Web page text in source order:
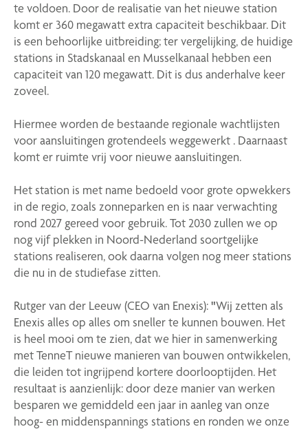
te voldoen. Door de realisatie van het nieuwe station
komt er 360 megawatt extra capaciteit beschikbaar. Dit
is een behoorlijke uitbreiding; ter vergelijking, de huidige
stations in Stadskanaal en Musselkanaal hebben een
capaciteit van 120 megawatt. Dit is dus anderhalve keer
zoveel.
Hiermee worden de bestaande regionale wachtlijsten
voor aansluitingen grotendeels weggewerkt . Daarnaast
komt er ruimte vrij voor nieuwe aansluitingen.
Het station is met name bedoeld voor grote opwekkers
in de regio, zoals zonneparken en is naar verwachting
rond 2027 gereed voor gebruik. Tot 2030 zullen we op
nog vijf plekken in Noord-Nederland soortgelijke
stations realiseren, ook daarna volgen nog meer stations
die nu in de studiefase zitten.
Rutger van der Leeuw (CEO van Enexis):"Wij zetten als
Enexis alles op alles om sneller te kunnen bouwen. Het
is heel mooi om te zien, dat we hier in samenwerking
met TenneT nieuwe manieren van bouwen ontwikkelen,
die leiden tot ingrijpend kortere doorlooptijden. Het
resultaat is aanzienlijk: door deze manier van werken
besparen we gemiddeld een jaar in aanleg van onze
hoog- en middenspannings stations en ronden we onze